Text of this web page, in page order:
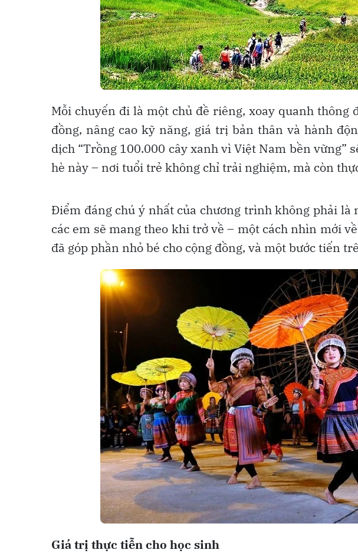
Mỗi chuyến đi là một chủ đề riêng, xoay quanh thông
đồng, nâng cao kỹ năng, giá trị bản thân và hành
dịch “Trồng 100.000 cây xanh vì Việt Nam bền vững”
hè này – nơi tuổi trẻ không chỉ trải nghiệm, mà còn
Điểm đáng chú ý nhất của chương trình không phải là
các em sẽ mang theo khi trở về – một cách nhìn mới
đã góp phần nhỏ bé cho cộng đồng, và một bước tiến
Giá trị thực tiễn cho học sinh